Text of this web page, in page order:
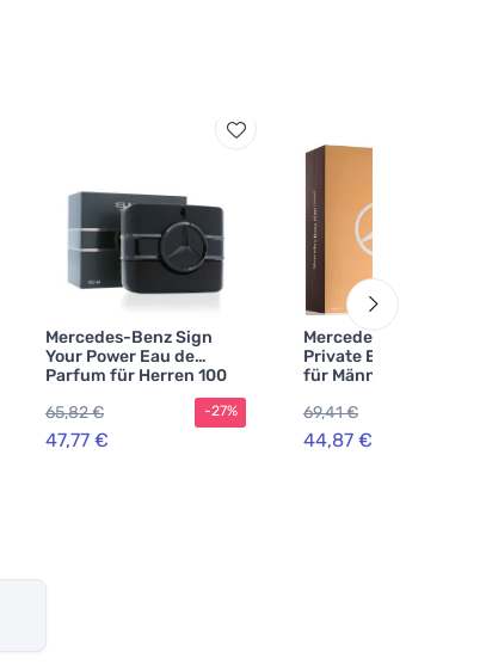
Mercedes-Benz Sign
Your Power Eau de
Parfum für Herren 100
65,82 €
47,77 €
-27%
Mercedes-Benz Man
Private Eau de Parfum
für Männer 100 ml
69,41 €
44,87 €